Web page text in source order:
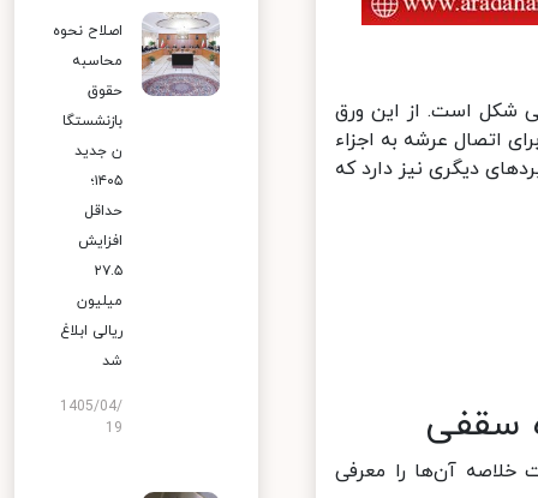
شکل است. از این ورق
عرشه به اجزاء
دیگری نیز دارد که
سقفی
خلاصه آن‌ها را معرفی
اصلاح نحوه
محاسبه
حقوق
بازنشستگا
ن جدید
۱۴۰۵؛
حداقل
افزایش
۲۷.۵
میلیون
ریالی ابلاغ
شد
1405/04/
19